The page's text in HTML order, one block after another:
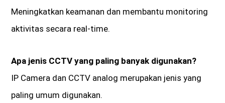
Meningkatkan keamanan dan membantu monitoring
aktivitas secara real-time.
Apa jenis CCTV yang paling banyak digunakan?
IP Camera dan CCTV analog merupakan jenis yang
paling umum digunakan.